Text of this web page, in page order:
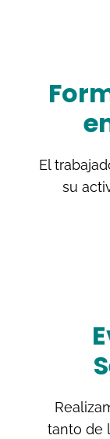
El
su
tanto de